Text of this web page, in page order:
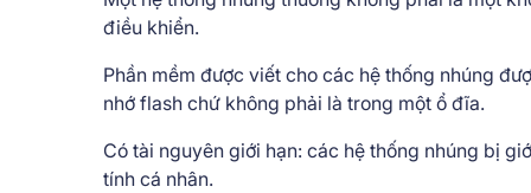
điều khiển.
Phần mềm được viết cho các hệ thống nhúng
nhớ flash chứ không phải là trong một ổ đĩa.
Có tài nguyên giới hạn: các hệ thống nhúng bị
tính cá nhân.